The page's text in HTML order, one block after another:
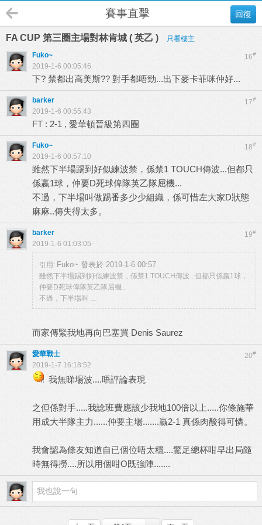
回復
賽事直擊
FA CUP 第三圈主場對林肯城 ( 英乙 ) 只看樓主
16#
Fuko~
2019-1-6 00:05:46
下? 禁都出高美斯?? 對手都唔勁...出下麥卡菲咪仲好...
17#
barker
2019-1-6 00:55:43
FT : 2-1 , 愛華頓晉級第四圈
18#
Fuko~
2019-1-6 00:57:10
雖然下半場踢到好似練波禁，係禁1 TOUCH傳波...但都只
係嬴1球，仲要D死球俾隊英乙隊屈機...
不過，下半場叫做踢番多少少組織，係可惜左大家D狀態
麻麻..傳失得太多。
19#
barker
2019-1-6 01:03:05
引用: Fuko~ 發表於 2019-1-6 00:57
雖然下半場踢到好似練波禁，係禁1 TOUCH傳波...但都只係嬴1球，
仲要D死球俾隊英乙隊屈機...
不過，下半場叫 ...
而家傳緊我地再向巴塞買 Denis Saurez
20#
愛華戰士
2019-1-7 16:18:52
我無睇場波....唔評論表現
之但係對手.....我諗班費應該少我地100倍以上.....你條施華
用成大半隊主力......仲要主場.......贏2-1 真係肉酸得可憐。
我會認為條友知道自已個位唔太穩....驚足總杯咁早出局隨
時無得撈....所以用個咁O既強陣.......